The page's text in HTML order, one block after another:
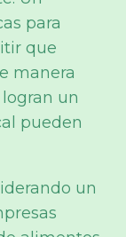
para
que
manera
un
pueden
un